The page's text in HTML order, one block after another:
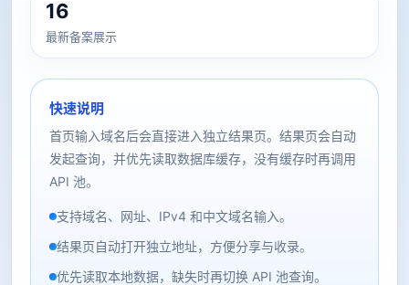
16
最新备案展示
快速说明
首页输入域名后会直接进入独立结果页。结果页会自动
发起查询，并优先读取数据库缓存，没有缓存时再调用
API 池。
支持域名、网址、IPv4 和中文域名输入。
结果页自动打开独立地址，方便分享与收录。
优先读取本地数据，缺失时再切换 API 池查询。